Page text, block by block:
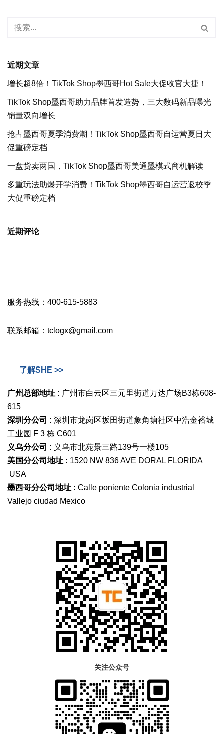
近期文章
增长超8倍！TikTok Shop墨西哥Hot Sale大促收官大捷！
TikTok Shop墨西哥助力品牌首发造势，三大数码新品曝光
销量双向增长
抢占墨西哥夏季消费潮！TikTok Shop墨西哥自运营夏日大
促重磅定档
一盘货卖两国，TikTok Shop墨西哥美通墨模式商机解读
多重玩法助爆开学消费！TikTok Shop墨西哥自运营返校季
大促重磅定档
近期评论
服务热线：400-615-5883
联系邮箱：tclogx@gmail.com
了解SHE >>
广州总部地址 : 广州市白云区三元里街道万达广场B3栋608-
615
深圳分公司 : 深圳市龙岗区坂田街道象角塘社区中浩金裕城
工业园 F 3 栋 C601
义乌分公司 : 义乌市北苑景三路139号一楼105
美国分公司地址 : 1520 NW 836 AVE DORAL FLORIDA
USA
墨西哥分公司地址 : Calle poniente Colonia industrial
Vallejo ciudad Mexico
关注公众号